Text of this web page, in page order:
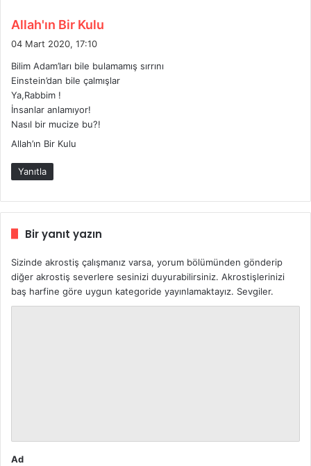
Allah'ın Bir Kulu
i
k
04 Mart 2020, 17:10
Bilim Adam’ları bile bulamamış sırrını
Einstein’dan bile çalmışlar
Ya,Rabbim !
İnsanlar anlamıyor!
Nasıl bir mucize bu?!
Allah’ın Bir Kulu
Yanıtla
Bir yanıt yazın
Sizinde akrostiş çalışmanız varsa, yorum bölümünden gönderip
diğer akrostiş severlere sesinizi duyurabilirsiniz. Akrostişlerinizi
baş harfine göre uygun kategoride yayınlamaktayız. Sevgiler.
Ad